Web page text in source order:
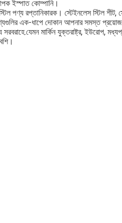
ইস্পাত কোম্পানি।
পণ্য রপ্তানিকারক। স্টেইনলেস স্টিল শীট,
এক-ধাপে দোকান আপনার সমস্ত
মার্কিন যুক্তরাষ্ট্র, ইউরোপ,